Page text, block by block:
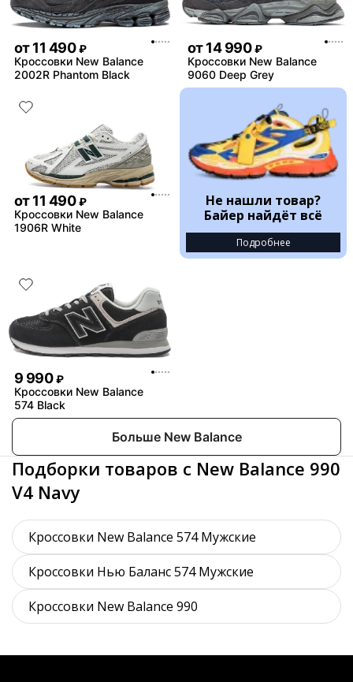
от11 490 ₽
Кроссовки New Balance
2002R Phantom Black
от14 990 ₽
Кроссовки New Balance
9060 Deep Grey
от11 490 ₽
Кроссовки New Balance
1906R White
Не нашли товар?
Байер найдёт всё
Подробнее
9 990 ₽
Кроссовки New Balance
574 Black
Больше New Balance
Подборки товаров с New Balance 990
V4 Navy
Кроссовки New Balance 574 Мужские
Кроссовки Нью Баланс 574 Мужские
Кроссовки New Balance 990